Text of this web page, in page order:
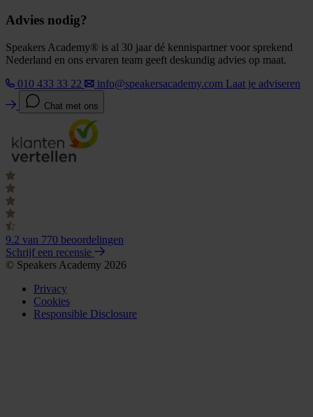
Advies nodig?
Speakers Academy® is al 30 jaar dé kennispartner voor sprekend
Nederland en ons ervaren team geeft deskundig advies op maat.
010 433 33 22
info@speakersacademy.com Laat je adviseren
Chat met ons
9.2 van 770 beoordelingen
Schrijf een recensie
© Speakers Academy 2026
Privacy
Cookies
Responsible Disclosure